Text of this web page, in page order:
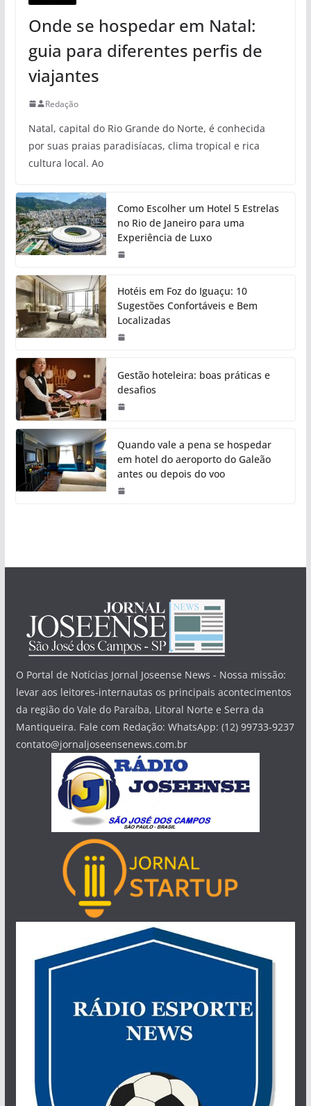
Onde se hospedar em Natal:
guia para diferentes perfis de
viajantes
Redação
Natal, capital do Rio Grande do Norte, é conhecida
por suas praias paradisíacas, clima tropical e rica
cultura local. Ao
Como Escolher um Hotel 5 Estrelas
no Rio de Janeiro para uma
Experiência de Luxo
Hotéis em Foz do Iguaçu: 10
Sugestões Confortáveis e Bem
Localizadas
Gestão hoteleira: boas práticas e
desafios
Quando vale a pena se hospedar
em hotel do aeroporto do Galeão
antes ou depois do voo
O Portal de Notícias Jornal Joseense News - Nossa missão:
levar aos leitores-internautas os principais acontecimentos
da região do Vale do Paraíba, Litoral Norte e Serra da
Mantiqueira. Fale com Redação: WhatsApp: (12) 99733-9237
contato@jornaljoseensenews.com.br